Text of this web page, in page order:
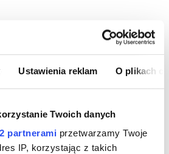
Ustawienia reklam O plikach
Twoich danych
partnerami przetwarzamy Twoje
IP, korzystając z takich